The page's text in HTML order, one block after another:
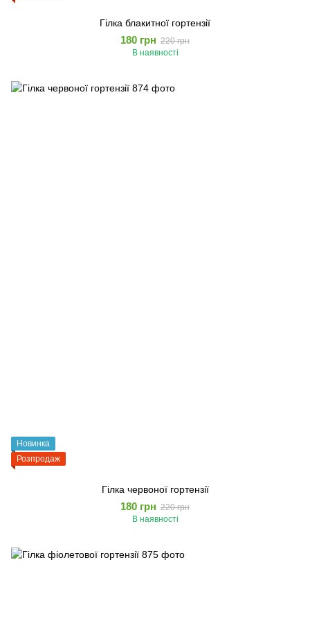
Гілка блакитної гортензії
180 грн 220 грн
В наявності
Новинка
Розпродаж
Гілка червоної гортензії
180 грн 220 грн
В наявності